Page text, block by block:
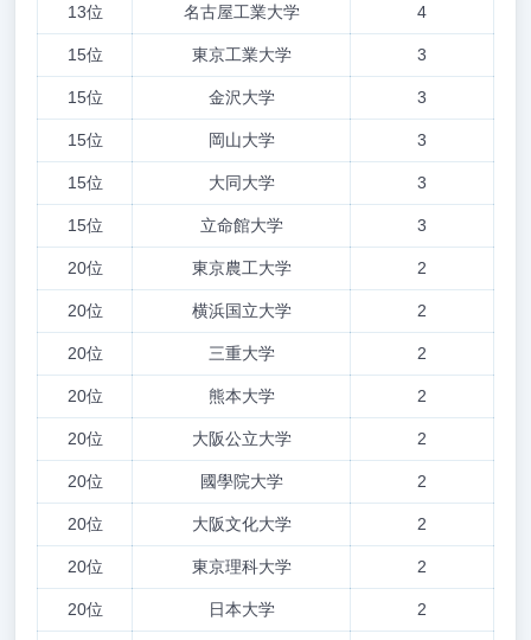
13位 名古屋工業大学 4
15位 東京工業大学 3
15位 金沢大学 3
15位 岡山大学 3
15位 大同大学 3
15位 立命館大学 3
20位 東京農工大学 2
20位 横浜国立大学 2
20位 三重大学 2
20位 熊本大学 2
20位 大阪公立大学 2
20位 國學院大学 2
20位 大阪文化大学 2
20位 東京理科大学 2
20位 日本大学 2